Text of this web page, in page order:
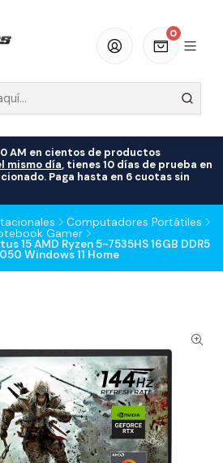
0
AM en cientos de productos
mismo día, tienes 10 días de prueba en
Paga hasta en 6 cuotas sin
Computadores Portátiles
Gamer
15 AMD Ryzen 5-7535HS 16GB DDR5
Windows 11 Home